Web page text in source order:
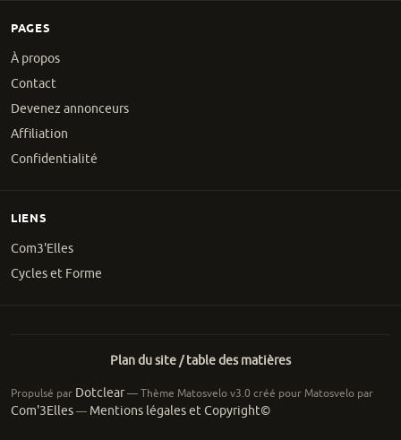
PAGES
À propos
Contact
Devenez annonceurs
Affiliation
Confidentialité
LIENS
Com3'Elles
Cycles et Forme
Plan du site / table des matières
Propulsé par Dotclear— Thème Matosvelo v3.0 créé pour Matosvelo par
Com'3Elles— Mentions légales et Copyright©